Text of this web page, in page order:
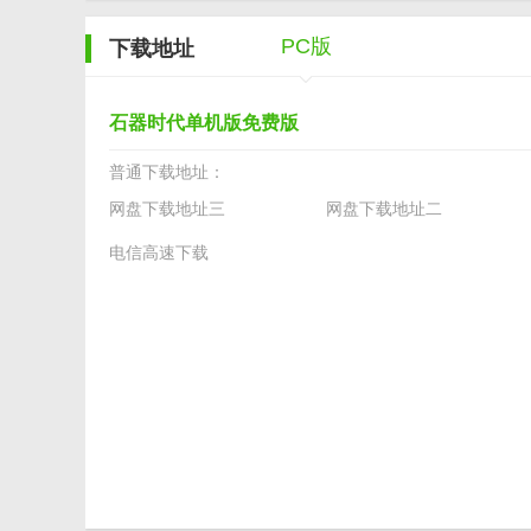
下载地址 PC版
石器时代单机版免费版
普通下载地址：
网盘下载地址三
网盘下载地址二
电信高速下载